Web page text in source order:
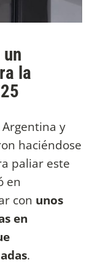
la
y
haciéndose
paliar este
en
con unos
en
.